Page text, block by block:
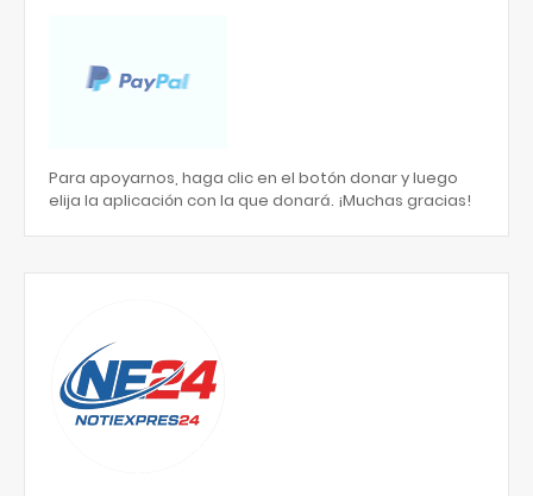
Para apoyarnos, haga clic en el botón donar y luego
elija la aplicación con la que donará. ¡Muchas gracias!